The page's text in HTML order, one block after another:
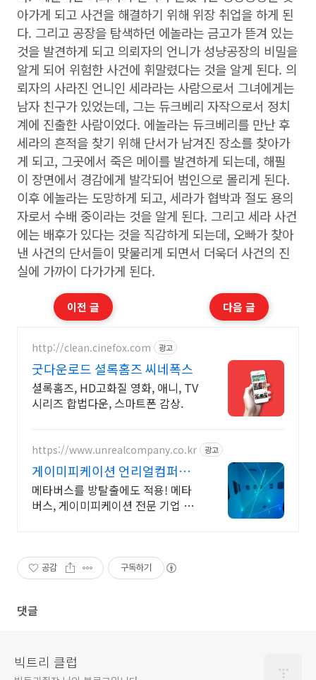
아가게 되고 사건을 해결하기 위해 위장 취업을 하게 된
다. 그리고 공장을 탐색하던 에놀라는 금고가 뜯겨 있는
것을 발견하게 되고 의뢰자의 언니가 성냥공장의 비밀을
알게 되어 위험한 사건에 휘말렸다는 것을 알게 된다. 의
뢰자의 사라진 언니인 세라라는 사람으로서 그녀에게는
남자 친구가 있었는데, 그는 듀크베리 자작으로서 정치
계에 진출한 사람이었다. 에놀라는 듀크베리를 만난 후
세라의 흔적을 찾기 위해 단서가 남겨진 장소를 찾아가
게 되고, 그곳에서 죽은 메이를 발견하게 되는데, 해필
이 장면에서 경감에게 발각되어 범인으로 몰리게 된다.
이후 에놀라는 도망하게 되고, 세라가 협박과 절도 용의
자로서 수배 중이라는 것을 알게 된다. 그리고 세라 사건
에는 배후가 있다는 것을 직감하게 되는데, 오빠가 찾아
낸 사건의 단서들이 맞물리게 되면서 더욱더 사건의 진
실에 가까이 다가가게 된다.
이전 글 다음 글
http://clean.cinefox.com 광고
굿다운로드 셜록홈즈 씨네폭스
셜록홈즈, HD고화질 영화, 애니, TV
시리즈 합법다운, 스마트폰 감상.
https://www.unrealcompany.co.kr 광고
게이미피케이션 언리얼컴퍼니
새로운 혁신
메타버스를 방탈출에도 적용! 메타
버스, 게이미피케이션 전문 기업 언
공감 구독하기
댓글
빅트리 클럽